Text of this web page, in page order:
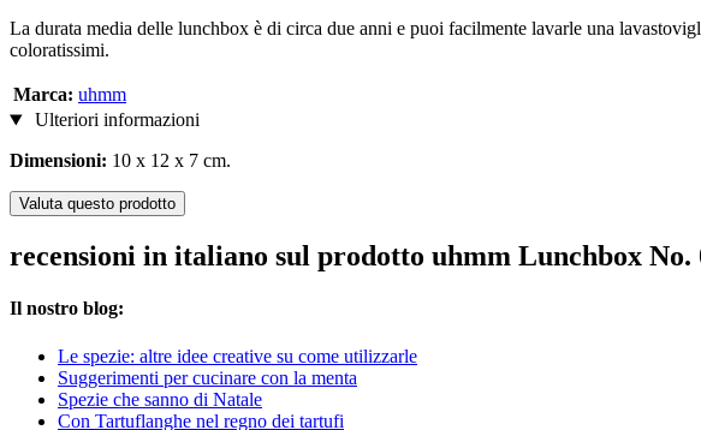
La durata media delle lunchbox è di circa due anni e puoi facilmente lavarle una
coloratissimi.
Marca: uhmm
Ulteriori informazioni
Dimensioni: 10 x 12 x 7 cm.
Valuta questo prodotto
recensioni in italiano sul prodotto uhmm Lunchbox No.
Il nostro blog:
Le spezie: altre idee creative su come utilizzarle
Suggerimenti per cucinare con la menta
Spezie che sanno di Natale
Con Tartuflanghe nel regno dei tartufi